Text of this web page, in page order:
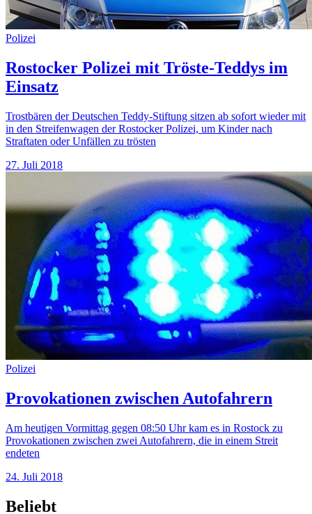
Polizei
Rostocker Polizei mit Tröste-Teddys im
Einsatz
Trostbären der Deutschen Teddy-Stiftung sitzen ab sofort wieder mit
in den Streifenwagen der Rostocker Polizei, um Kinder nach
Straftaten oder Unfällen zu trösten
27. Juli 2018
Polizei
Provokationen zwischen Autofahrern
Am heutigen Vormittag gegen 08:50 Uhr kam es in Rostock zu
Provokationen zwischen zwei Autofahrern, die in einem Streit
endeten
24. Juli 2018
Beliebt